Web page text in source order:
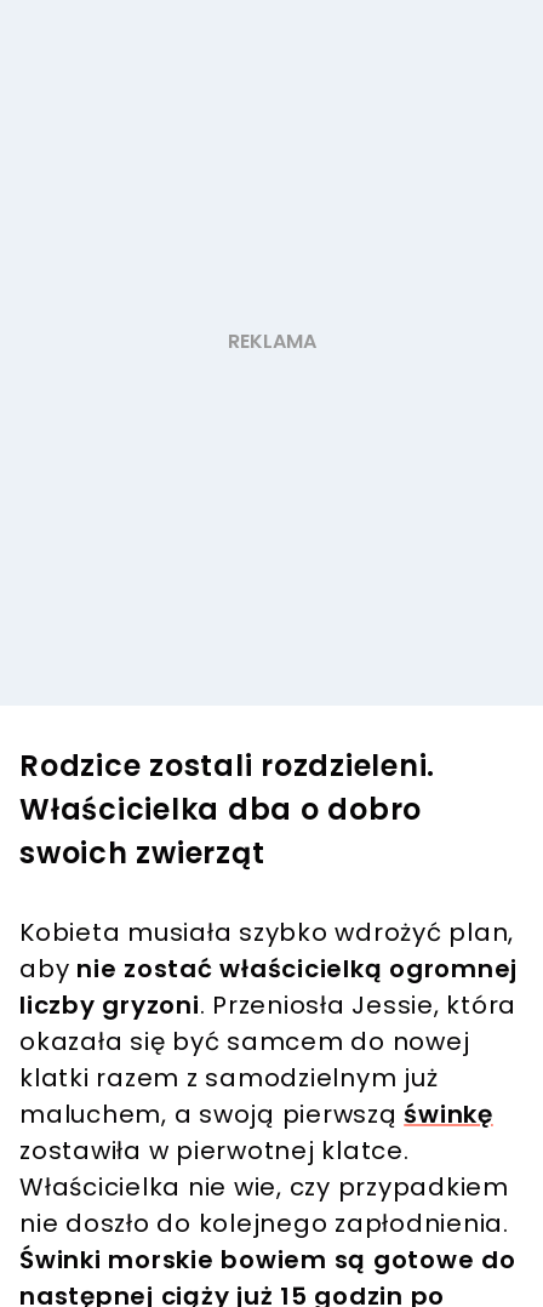
Rodzice zostali rozdzieleni.
Właścicielka dba o dobro
swoich zwierząt
Kobieta musiała szybko wdrożyć plan,
aby nie zostać właścicielką ogromnej
liczby gryzoni. Przeniosła Jessie, która
okazała się być samcem do nowej
klatki razem z samodzielnym już
maluchem, a swoją pierwszą świnkę
zostawiła w pierwotnej klatce.
Właścicielka nie wie, czy przypadkiem
nie doszło do kolejnego zapłodnienia.
Świnki morskie bowiem są gotowe do
następnej ciąży już 15 godzin po